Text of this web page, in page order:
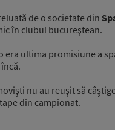
de o societate din
în clubul bucureştean.
era ultima promisiune a
nu au reuşit să
din campionat.